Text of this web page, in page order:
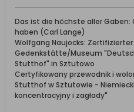
Das ist die höchste aller
haben (Carl Lange)
Wolfgang Naujocks:
Gedenkstätte/Museum
Stutthof" in Sztutowo
Certyfikowany przewodnik i
Stutthof w Sztutowie -
koncentracyjny i zagłady"